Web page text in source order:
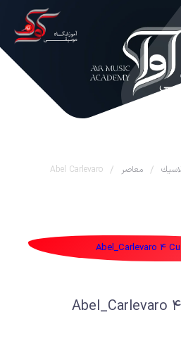
/ معاصر /
Abel Carlevaro
Abel_Carlevaro